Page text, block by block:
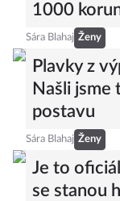
1000
Sára Blahaj Ženy
Plavky z
Našli jsme
postavu
Sára Blahaj Ženy
Je to
se stanou